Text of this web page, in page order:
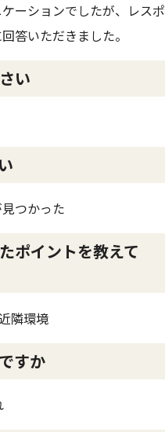
ーションでしたが、レスポ
答いただきました。
い
つかった
ポイントを教えて
隣環境
すか